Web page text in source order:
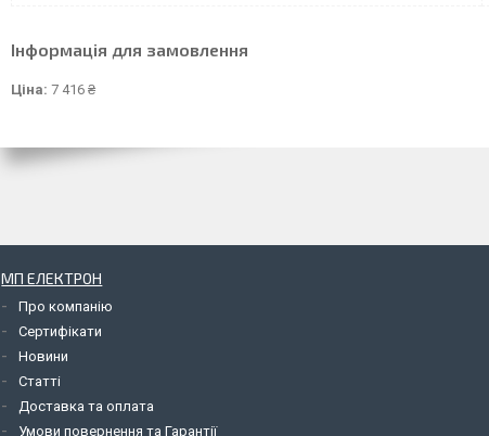
Інформація для замовлення
Ціна: 7 416 ₴
МП ЕЛЕКТРОН
Про компанію
Сертифікати
Новини
Статті
Доставка та оплата
Умови повернення та Гарантії